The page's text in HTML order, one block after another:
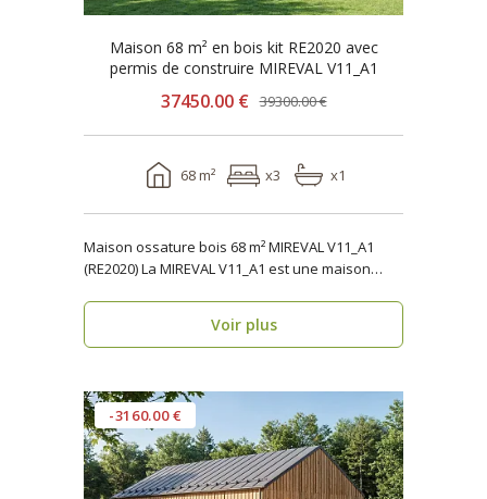
Maison 68 m² en bois kit RE2020 avec
permis de construire MIREVAL V11_A1
37450.00 € 39300.00 €
68 m² x3 x1
Maison ossature bois 68 m² MIREVAL V11_A1
(RE2020) La MIREVAL V11_A1 est une maison
Voir plus
-3160.00 €